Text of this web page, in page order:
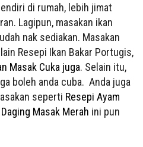
di rumah, lebih jimat
Lagipun, masakan ikan
nak sediakan. Masakan
Resepi Ikan Bakar Portugis,
Masak Cuka juga. Selain itu,
boleh anda cuba. Anda juga
seperti Resepi Ayam
Masak Merah ini pun